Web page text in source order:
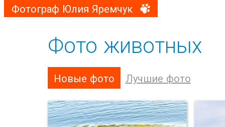
Фотограф Юлия Яремчук
Фото животных
Новые фото Лучшие фото